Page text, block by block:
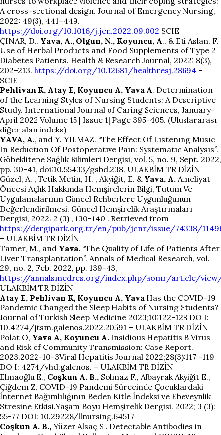
A cross-sectional design. Journal of Emergency Nursing,
2022: 49(3), 441–449.
https://doi.org/10.1016/j.jen.2022.09.002 SCIE
ÇINAR, D., Yava, A., Olgun, N., Koyuncu, A., & Eti Aslan, F.
Use of Herbal Products and Food Supplements of Type 2
Diabetes Patients. Health & Research Journal, 2022: 8(3),
202–213. https://doi.org/10.12681/healthresj.28694 –
SCIE
Pehlivan K, Atay E, Koyuncu A, Yava A. Determination
of the Learning Styles of Nursing Students: A Descriptive
Study. International Journal of Caring Sciences, January-
April 2022 Volume 15 | Issue 1| Page 395-405. (Uluslararası
diğer alan indeks)
YAVA, A., and Y. YILMAZ. “The Effect Of Lıstenıng Musıc
In Reductıon Of Postoperatıve Paın: Systematıc Analysıs”.
Göbeklitepe Sağlık Bilimleri Dergisi, vol. 5, no. 9, Sept. 2022,
pp. 30-41, doi:10.55433/gsbd.238. ULAKBİM TR DİZİN
Güzel, A. , Tetik Metin, H. , Akyiğit, E. & Yava, A. Ameliyat
Öncesi Açlık Hakkında Hemşirelerin Bilgi, Tutum Ve
Uygulamalarının Güncel Rehberlere Uygunluğunun
Değerlendirilmesi. Güncel Hemşirelik Araştırmaları
Dergisi, 2022: 2 (3) , 130-140 . Retrieved from
https://dergipark.org.tr/en/pub/jcnr/issue/74338/
– ULAKBİM TR DİZİN
Tamer, M., and Yava. “The Quality of Life of Patients After
Liver Transplantation”. Annals of Medical Research, vol.
29, no. 2, Feb. 2022, pp. 139-43,
https://annalsmedres.org/index.php/aomr/article/
ULAKBİM TR DİZİN
Atay E, Pehlivan K, Koyuncu A, Yava Has the COVID-19
Pandemic Changed the Sleep Habits of Nursing Students?
Journal of Turkish Sleep Medicine 2023;10:122-128 DO I:
10.4274/jtsm.galenos.2022.20591 – ULAKBİM TR DİZİN
Polat O, Yava A, Koyuncu A. Insidious Hepatitis B Virus
and Risk of Community Transmission: Case Report.
2023.2022-10-3Viral Hepatitis Journal 2022;28(3):117 -119
DO I: 4274/vhd.galenos. – ULAKBİM TR DİZİN
Elmaoğlu E., Coşkun A. B., Solmaz F., Albayrak Akyiğit E.,
Çiğdem Z. COVID-19 Pandemi Sürecinde Çocuklardaki
İnternet Bağımlılığının Beden Kitle İndeksi ve Ebeveynlik
Stresine Etkisi.Yaşam Boyu Hemşirelik Dergisi. 2022; 3 (3):
55-77 DOI: 10.29228/llnursing.64517
Coşkun A. B., Yüzer Alsaç S . Detectable Antibodies in